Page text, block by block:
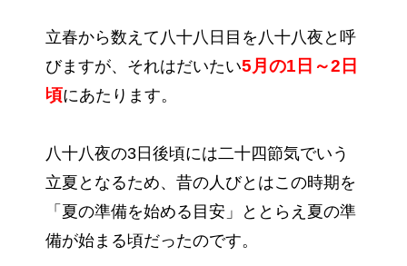
立春から数えて八十八日目を八十八夜と呼
びますが、それはだいたい5月の1日～2日
頃にあたります。
八十八夜の3日後頃には二十四節気でいう
立夏となるため、昔の人びとはこの時期を
「夏の準備を始める目安」ととらえ夏の準
備が始まる頃だったのです。